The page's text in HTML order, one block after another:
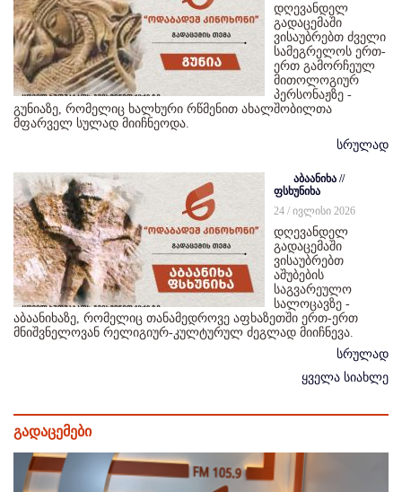
დღევანდელ
გადაცემაში
ვისაუბრებთ ძველი
სამეგრელოს ერთ-
ერთ გამორჩეულ
მითოლოგიურ
პერსონაჟზე -
გუნიაზე, რომელიც ხალხური რწმენით ახალშობილთა
მფარველ სულად მიიჩნეოდა.
სრულად
აბაანიხა //
ფსხუნიხა
24 / ივლისი 2026
დღევანდელ
გადაცემაში
ვისაუბრებთ
აშუბების
საგვარეულო
სალოცავზე -
აბაანიხაზე, რომელიც თანამედროვე აფხაზეთში ერთ-ერთ
მნიშვნელოვან რელიგიურ-კულტურულ ძეგლად მიიჩნევა.
სრულად
ყველა სიახლე
გადაცემები